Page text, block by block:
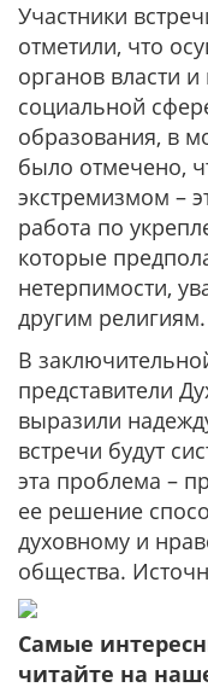
Участники
отметили, что
органов власти
социальной
образования, в
было отмечено,
экстремизмом –
работа по
которые
нетерпимости,
другим религиям.
В
представители
выразили
встречи будут
эта проблема –
ее решение
духовному и
общества.
Самые
читайте на